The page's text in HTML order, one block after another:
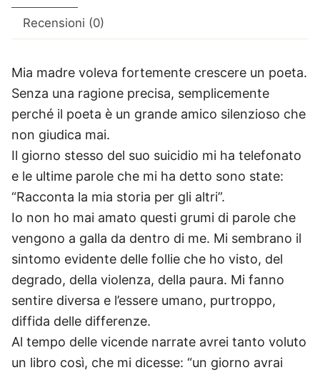
Recensioni (0)
Mia madre voleva fortemente crescere un poeta.
Senza una ragione precisa, semplicemente
perché il poeta è un grande amico silenzioso che
non giudica mai.
Il giorno stesso del suo suicidio mi ha telefonato
e le ultime parole che mi ha detto sono state:
“Racconta la mia storia per gli altri”.
Io non ho mai amato questi grumi di parole che
vengono a galla da dentro di me. Mi sembrano il
sintomo evidente delle follie che ho visto, del
degrado, della violenza, della paura. Mi fanno
sentire diversa e l’essere umano, purtroppo,
diffida delle differenze.
Al tempo delle vicende narrate avrei tanto voluto
un libro così, che mi dicesse: “un giorno avrai